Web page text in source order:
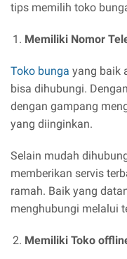
tips memilih toko
Memiliki Nomor
Toko bunga yang baik
bisa dihubungi.
dengan gampang
yang diinginkan.
Selain mudah
memberikan servis
ramah. Baik yang
menghubungi melalui
Memiliki Toko